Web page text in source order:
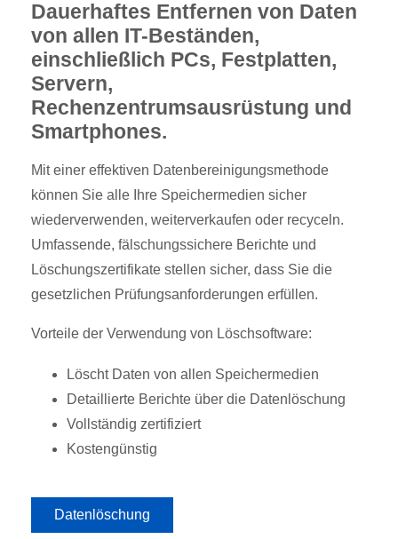
Dauerhaftes Entfernen von Daten
von allen IT-Beständen,
einschließlich PCs, Festplatten,
Servern,
Rechenzentrumsausrüstung und
Smartphones.
Mit einer effektiven Datenbereinigungsmethode
können Sie alle Ihre Speichermedien sicher
wiederverwenden, weiterverkaufen oder recyceln.
Umfassende, fälschungssichere Berichte und
Löschungszertifikate stellen sicher, dass Sie die
gesetzlichen Prüfungsanforderungen erfüllen.
Vorteile der Verwendung von Löschsoftware:
Löscht Daten von allen Speichermedien
Detaillierte Berichte über die Datenlöschung
Vollständig zertifiziert
Kostengünstig
Datenlöschung